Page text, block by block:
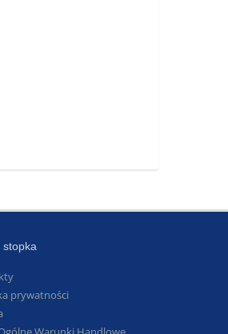
stopka
prywatności